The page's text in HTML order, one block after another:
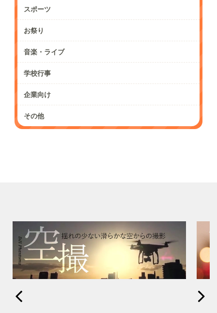
スポーツ
お祭り
音楽・ライブ
学校行事
企業向け
その他